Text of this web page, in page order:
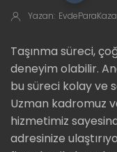
Yazan:
Taşınma süreci,
deneyim olabilir.
bu süreci kolay ve
Uzman kadromuz
hizmetimiz
adresinize